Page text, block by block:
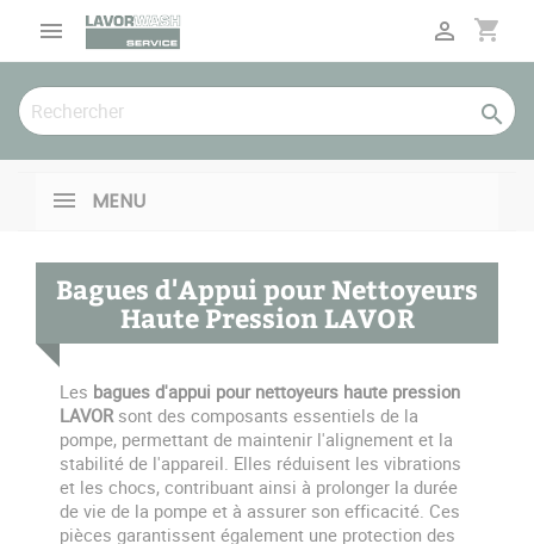
 shopping_cart


MENU
Bagues d'Appui pour Nettoyeurs
Haute Pression LAVOR
Les bagues d'appui pour nettoyeurs haute pression
LAVORsont des composants essentiels de la
pompe, permettant de maintenir l'alignement et la
stabilité de l'appareil. Elles réduisent les vibrations
et les chocs, contribuant ainsi à prolonger la durée
de vie de la pompe et à assurer son efficacité. Ces
pièces garantissent également une protection des
Panneau de gestion des cookies